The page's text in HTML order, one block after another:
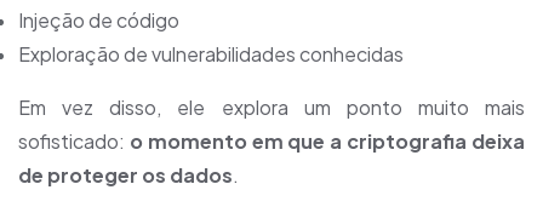
Injeção de código
Exploração de vulnerabilidades conhecidas
Em vez disso, ele explora um ponto muito mais
sofisticado: o momento em que a criptografia deixa
de proteger os dados.